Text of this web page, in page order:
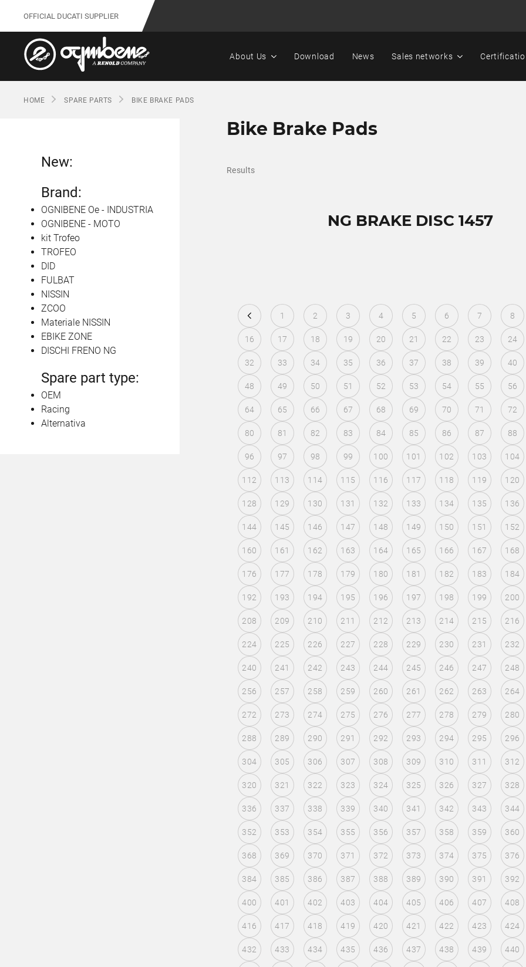
OFFICIAL DUCATI SUPPLIER
About Us Download News Sales networks
HOME SPARE PARTS BIKE BRAKE PADS
Bike Brake Pads
Results
NG BRAKE DISC 1457
1 2 3 4 5 6 7 8
16 17 18 19 20 21 22 23 24
32 33 34 35 36 37 38 39 40
48 49 50 51 52 53 54 55 56
64 65 66 67 68 69 70 71 72
80 81 82 83 84 85 86 87 88
96 97 98 99 100 101 102 103 104
112 113 114 115 116 117 118 119 120
128 129 130 131 132 133 134 135 136
144 145 146 147 148 149 150 151 152
160 161 162 163 164 165 166 167 168
176 177 178 179 180 181 182 183 184
192 193 194 195 196 197 198 199 200
208 209 210 211 212 213 214 215 216
224 225 226 227 228 229 230 231 232
240 241 242 243 244 245 246 247 248
256 257 258 259 260 261 262 263 264
272 273 274 275 276 277 278 279 280
288 289 290 291 292 293 294 295 296
304 305 306 307 308 309 310 311 312
320 321 322 323 324 325 326 327 328
336 337 338 339 340 341 342 343 344
352 353 354 355 356 357 358 359 360
368 369 370 371 372 373 374 375 376
384 385 386 387 388 389 390 391 392
400 401 402 403 404 405 406 407 408
416 417 418 419 420 421 422 423 424
432 433 434 435 436 437 438 439 440
New:
Brand:
OGNIBENE Oe - INDUSTRIA
OGNIBENE - MOTO
kit Trofeo
TROFEO
DID
FULBAT
NISSIN
ZCOO
Materiale NISSIN
EBIKE ZONE
DISCHI FRENO NG
Spare part type:
OEM
Racing
Alternativa